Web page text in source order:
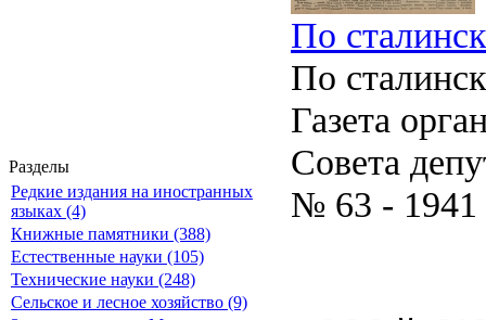
Разделы
Редкие издания на иностранных
языках (4)
Книжные памятники (388)
Естественные науки (105)
Технические науки (248)
Сельское и лесное хозяйство (9)
По
По
Газета
Совета
№ 63 - 1941